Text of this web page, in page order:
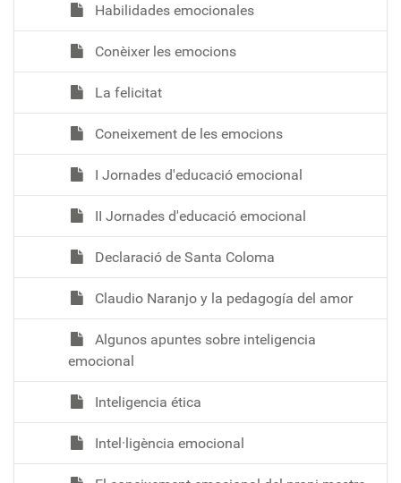
Habilidades emocionales
Conèixer les emocions
La felicitat
Coneixement de les emocions
I Jornades d'educació emocional
II Jornades d'educació emocional
Declaració de Santa Coloma
Claudio Naranjo y la pedagogía del amor
Algunos apuntes sobre inteligencia
emocional
Inteligencia ética
Intel·ligència emocional